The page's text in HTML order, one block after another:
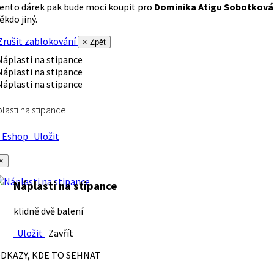
dárek pak bude moci koupit pro Dominika Atigu Sobotková
jiný.
zablokování
× Zpět
na stipance
Uložit
Náplasti na stipance
klidně dvě balení
Uložit Zavřít
KDE TO SEHNAT